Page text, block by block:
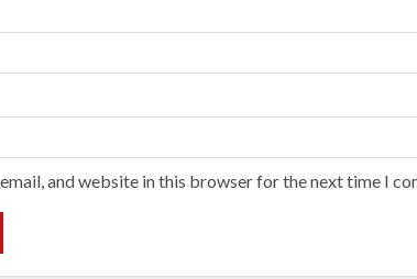
email, and website in this browser for the next time I